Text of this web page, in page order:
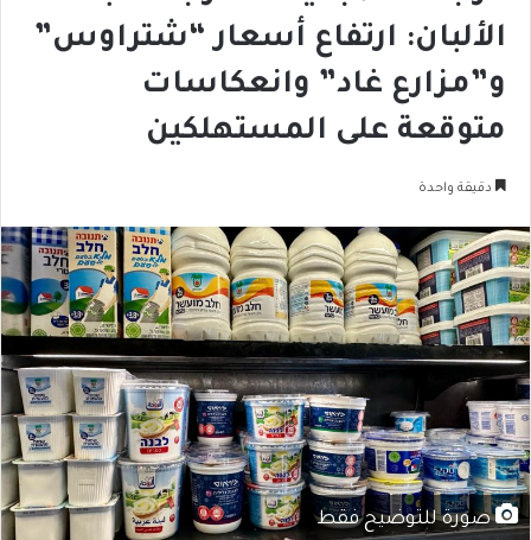
الألبان: ارتفاع أسعار “شتراوس”
و”مزارع غاد” وانعكاسات
متوقعة على المستهلكين
دقيقة واحدة
صورة للتوضيح فقط